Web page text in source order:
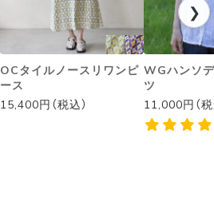
OCタイルノースリワンピ
ース
15,400円（税込）
WGハンソ
ツ
11,000円（税
❯